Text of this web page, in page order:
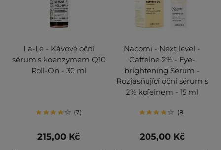
La-Le - Kávové oční
sérum s koenzymem Q10
Roll-On - 30 ml
7
215,00 Kč
Nacomi - Next level -
Caffeine 2% - Eye-
brightening Serum -
Rozjasňující oční sérum s
2% kofeinem - 15 ml
8
205,00 Kč